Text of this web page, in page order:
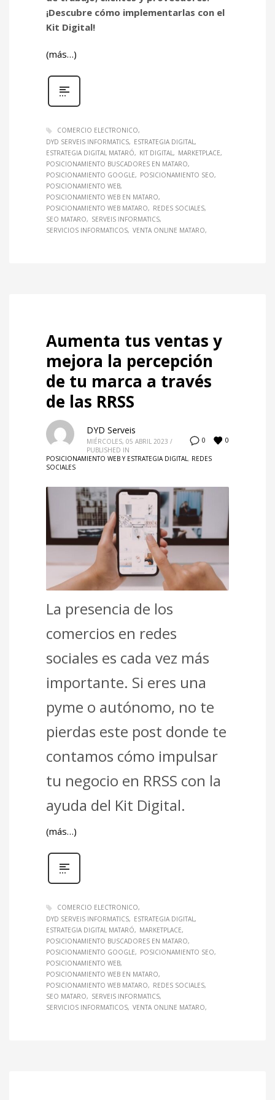
¡Descubre cómo implementarlas con el
Kit Digital!
(más…)
COMERCIO ELECTRONICO
DYD SERVEIS INFORMATICS
ESTRATEGIA DIGITAL
ESTRATEGIA DIGITAL MATARÓ
KIT DIGITAL
MARKETPLACE
POSICIONAMIENTO BUSCADORES EN MATARO
POSICIONAMIENTO GOOGLE
POSICIONAMIENTO SEO
POSICIONAMIENTO WEB
POSICIONAMIENTO WEB EN MATARO
POSICIONAMIENTO WEB MATARO
REDES SOCIALES
SEO MATARO
SERVEIS INFORMATICS
SERVICIOS INFORMATICOS VENTA ONLINE MATARO
Aumenta tus ventas y
mejora la percepción
de tu marca a través
de las RRSS
0 0
DYD Serveis
MIÉRCOLES, 05 ABRIL 2023 /
PUBLISHED IN
POSICIONAMIENTO WEB Y ESTRATEGIA DIGITAL, REDES
SOCIALES
La presencia de los
comercios en redes
sociales es cada vez más
importante. Si eres una
pyme o autónomo, no te
pierdas este post donde te
contamos cómo impulsar
tu negocio en RRSS con la
ayuda del Kit Digital.
(más…)
COMERCIO ELECTRONICO
DYD SERVEIS INFORMATICS
ESTRATEGIA DIGITAL
ESTRATEGIA DIGITAL MATARÓ
MARKETPLACE
POSICIONAMIENTO BUSCADORES EN MATARO
POSICIONAMIENTO GOOGLE
POSICIONAMIENTO SEO
POSICIONAMIENTO WEB
POSICIONAMIENTO WEB EN MATARO
POSICIONAMIENTO WEB MATARO
REDES SOCIALES
SEO MATARO
SERVEIS INFORMATICS
SERVICIOS INFORMATICOS VENTA ONLINE MATARO